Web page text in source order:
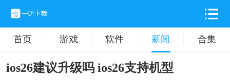
首页 游戏 软件 新闻 合集
ios26建议升级吗 ios26支持机型